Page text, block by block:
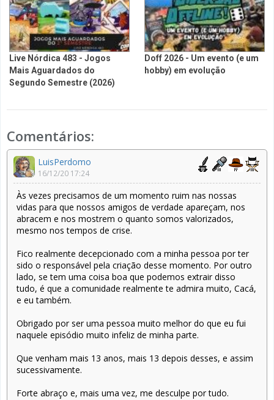
Live Nórdica 483 - Jogos
Mais Aguardados do
Segundo Semestre (2026)
Doff 2026 - Um evento (e um
hobby) em evolução
Comentários:
LuisPerdomo
16/12/20 17:24
Às vezes precisamos de um momento ruim nas nossas
vidas para que nossos amigos de verdade apareçam, nos
abracem e nos mostrem o quanto somos valorizados,
mesmo nos tempos de crise.
Fico realmente decepcionado com a minha pessoa por ter
sido o responsável pela criação desse momento. Por outro
lado, se tem uma coisa boa que podemos extrair disso
tudo, é que a comunidade realmente te admira muito, Cacá,
e eu também.
Obrigado por ser uma pessoa muito melhor do que eu fui
naquele episódio muito infeliz de minha parte.
Que venham mais 13 anos, mais 13 depois desses, e assim
sucessivamente.
Forte abraço e, mais uma vez, me desculpe por tudo.